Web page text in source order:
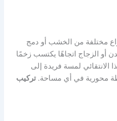
مختلفة من الخشب أو دمج
أو الزجاج اتجاهًا يكتسب زخمًا
لمسة فريدة إلى
محورية في أي مساحة.تركيب